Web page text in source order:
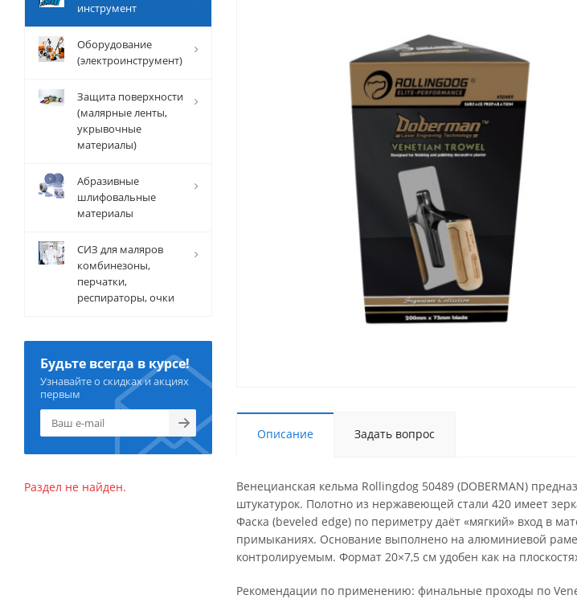
Описание Задать вопрос
Венецианская кельма Rollingdog 50489 (DOBERMAN)
штукатурок. Полотно из нержавеющей стали 420 имеет
Фаска (beveled edge) по периметру даёт «мягкий» вход в
примыканиях. Основание выполнено на алюминиевой
контролируемым. Формат 20×7,5 см удобен как на
Рекомендации по применению: финальные проходы по
инструмент
Оборудование
(электроинструмент)
Защита поверхности
(малярные ленты,
укрывочные
материалы)
Абразивные
шлифовальные
материалы
СИЗ для маляров
комбинезоны,
перчатки,
респираторы, очки
Будьте всегда в курсе!
Узнавайте о скидках и акциях
первым
Раздел не найден.